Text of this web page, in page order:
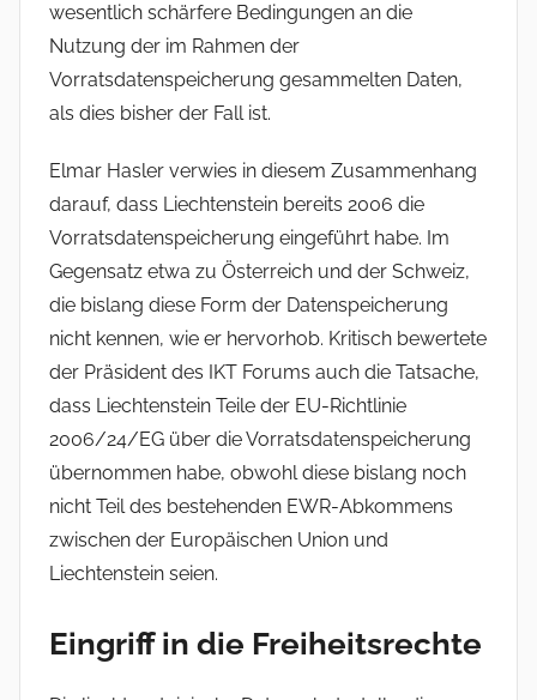
wesentlich schärfere Bedingungen an die
Nutzung der im Rahmen der
Vorratsdatenspeicherung gesammelten Daten,
als dies bisher der Fall ist.
Elmar Hasler verwies in diesem Zusammenhang
darauf, dass Liechtenstein bereits 2006 die
Vorratsdatenspeicherung eingeführt habe. Im
Gegensatz etwa zu Österreich und der Schweiz,
die bislang diese Form der Datenspeicherung
nicht kennen, wie er hervorhob. Kritisch bewertete
der Präsident des IKT Forums auch die Tatsache,
dass Liechtenstein Teile der EU-Richtlinie
2006/24/EG über die Vorratsdatenspeicherung
übernommen habe, obwohl diese bislang noch
nicht Teil des bestehenden EWR-Abkommens
zwischen der Europäischen Union und
Liechtenstein seien.
Eingriff in die Freiheitsrechte